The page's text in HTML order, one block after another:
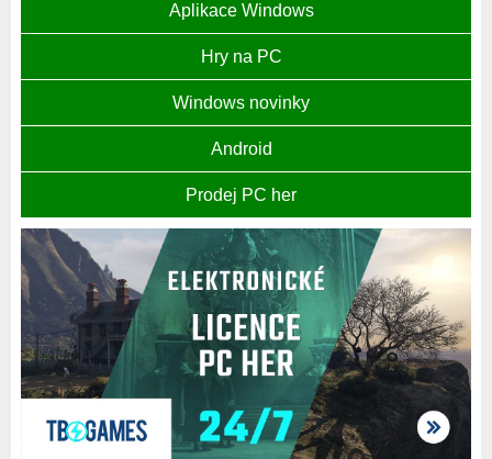
Aplikace Windows
Hry na PC
Windows novinky
Android
Prodej PC her